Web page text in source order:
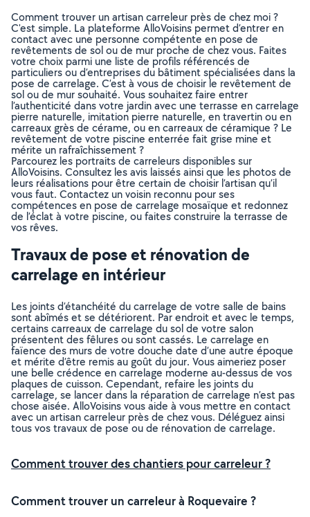
Comment trouver un artisan carreleur près de chez moi ?
C'est simple. La plateforme AlloVoisins permet d’entrer en
contact avec une personne compétente en pose de
revêtements de sol ou de mur proche de chez vous. Faites
votre choix parmi une liste de profils référencés de
particuliers ou d’entreprises du bâtiment spécialisées dans la
pose de carrelage. C’est à vous de choisir le revêtement de
sol ou de mur souhaité. Vous souhaitez faire entrer
l’authenticité dans votre jardin avec une terrasse en carrelage
pierre naturelle, imitation pierre naturelle, en travertin ou en
carreaux grès de cérame, ou en carreaux de céramique ? Le
revêtement de votre piscine enterrée fait grise mine et
mérite un rafraîchissement ?
Parcourez les portraits de carreleurs disponibles sur
AlloVoisins. Consultez les avis laissés ainsi que les photos de
leurs réalisations pour être certain de choisir l’artisan qu’il
vous faut. Contactez un voisin reconnu pour ses
compétences en pose de carrelage mosaïque et redonnez
de l’éclat à votre piscine, ou faites construire la terrasse de
vos rêves.
Travaux de pose et rénovation de
carrelage en intérieur
Les joints d’étanchéité du carrelage de votre salle de bains
sont abîmés et se détériorent. Par endroit et avec le temps,
certains carreaux de carrelage du sol de votre salon
présentent des fêlures ou sont cassés. Le carrelage en
faïence des murs de votre douche date d’une autre époque
et mérite d’être remis au goût du jour. Vous aimeriez poser
une belle crédence en carrelage moderne au-dessus de vos
plaques de cuisson. Cependant, refaire les joints du
carrelage, se lancer dans la réparation de carrelage n’est pas
chose aisée. AlloVoisins vous aide à vous mettre en contact
avec un artisan carreleur près de chez vous. Déléguez ainsi
tous vos travaux de pose ou de rénovation de carrelage.
Comment trouver des chantiers pour carreleur ?
Comment trouver un carreleur à Roquevaire ?